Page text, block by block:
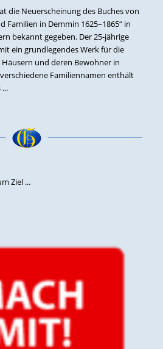
die Neuerscheinung des Buches von
Familien in Demmin 1625–1865“ in
bekannt gegeben. Der 25-jährige
ein grundlegendes Werk für die
und deren Bewohner in
Familiennamen enthält
Ziel ...